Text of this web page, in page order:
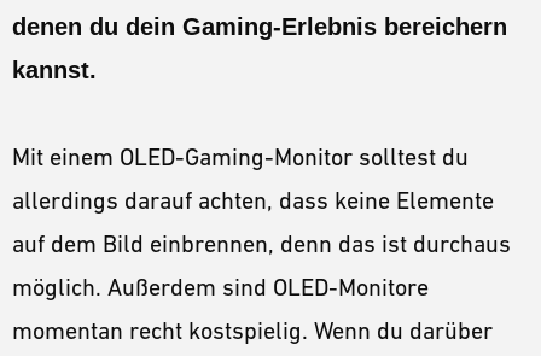
CHAMPIONS
MORE
denen du dein Gaming-Erlebnis bereichern
kannst.
Mit einem OLED-Gaming-Monitor solltest du
allerdings darauf achten, dass keine Elemente
auf dem Bild einbrennen, denn das ist durchaus
möglich. Außerdem sind OLED-Monitore
momentan recht kostspielig. Wenn du darüber